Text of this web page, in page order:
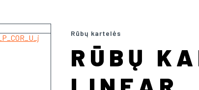
Rūbų kartelės
RŪBŲ